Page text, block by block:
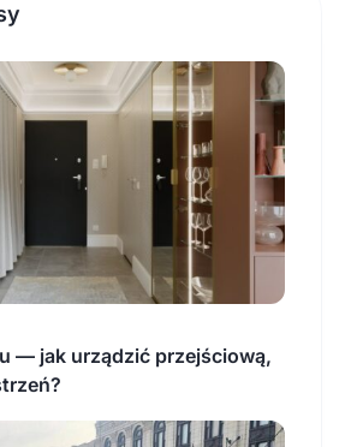
— jak urządzić przejściową,